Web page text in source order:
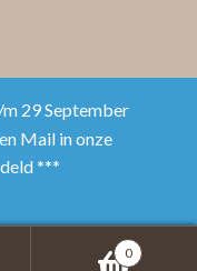
29 September
Mail in onze
***
0